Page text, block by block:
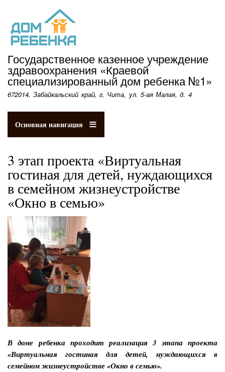
Государственное казенное учреждение
здравоохранения «Краевой
специализированный дом ребенка №1»
672014, Забайкальский край, г. Чита, ул. 5-ая Малая, д. 4
Основная навигация
3 этап проекта «Виртуальная
гостиная для детей, нуждающихся
в семейном жизнеустройстве
«Окно в семью»
В доме ребенка проходит реализация 3 этапа проекта
«Виртуальная гостиная для детей, нуждающихся в
семейном жизнеустройстве «Окно в семью».